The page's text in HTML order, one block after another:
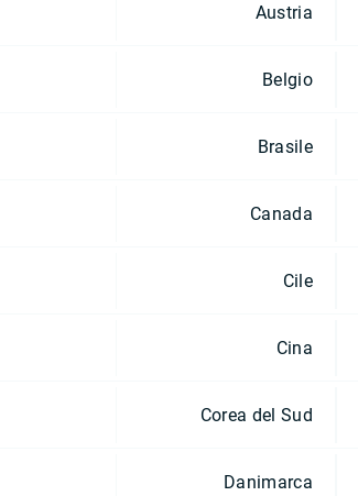
Austria
Belgio
Brasile
Canada
Cile
Cina
Corea del Sud
Danimarca